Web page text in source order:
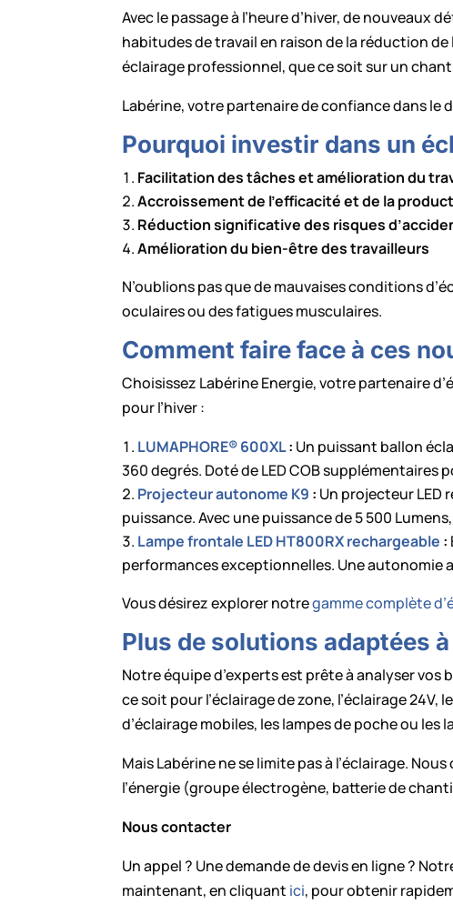
Avec le passage à l’heure d’hiver, de
habitudes de travail en raison de la réduction
éclairage professionnel, que ce soit sur un
Labérine, votre partenaire de confiance dans le
Pourquoi investir dans un
Facilitation des tâches et amélioration du
Accroissement de l’efficacité et de la
Réduction significative des risques
Amélioration du bien-être des travailleurs
N’oublions pas que de mauvaises conditions
oculaires ou des fatigues musculaires.
Comment faire face à ces
Choisissez Labérine Energie, votre partenaire
pour l’hiver :
LUMAPHORE® 600XL: Un puissant ballon
360 degrés. Doté de LED COB supplémentaires
Projecteur autonome K9 : Un projecteur LED
puissance. Avec une puissance de 5 500
Lampe frontale LED HT800RX rechargeable :
performances exceptionnelles. Une autonomie
Vous désirez explorer notregamme complète
Plus de solutions adaptées
Notre équipe d’experts est prête à analyser
ce soit pour l’éclairage de zone, l’éclairage
d’éclairage mobiles, les lampes de poche ou
Mais Labérine ne se limite pas à l’éclairage.
l’énergie (groupe électrogène, batterie de
Nous contacter
Un appel ? Une demande de devis en ligne ?
maintenant, en cliquant ici, pour obtenir